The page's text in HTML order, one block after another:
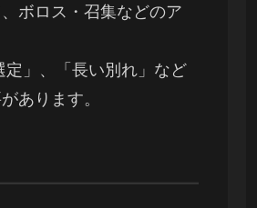
ボロス・召集などのア
」、「長い別れ」など
あります。